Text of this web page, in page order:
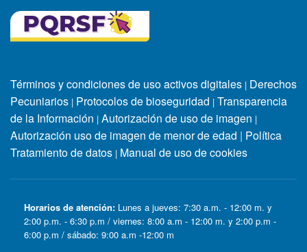
Términos y condiciones de uso activos digitales | Derechos
Pecuniarios | Protocolos de bioseguridad | Transparencia
de la Información | Autorización de uso de imagen |
Autorización uso de imagen de menor de edad | Política
Tratamiento de datos | Manual de uso de cookies
Horarios de atención: Lunes a jueves: 7:30 a.m. - 12:00 m. y
2:00 p.m. - 6:30 p.m / viernes: 8:00 a.m - 12:00 m. y 2:00 p.m -
6:00 p.m / sábado: 9:00 a.m -12:00 m